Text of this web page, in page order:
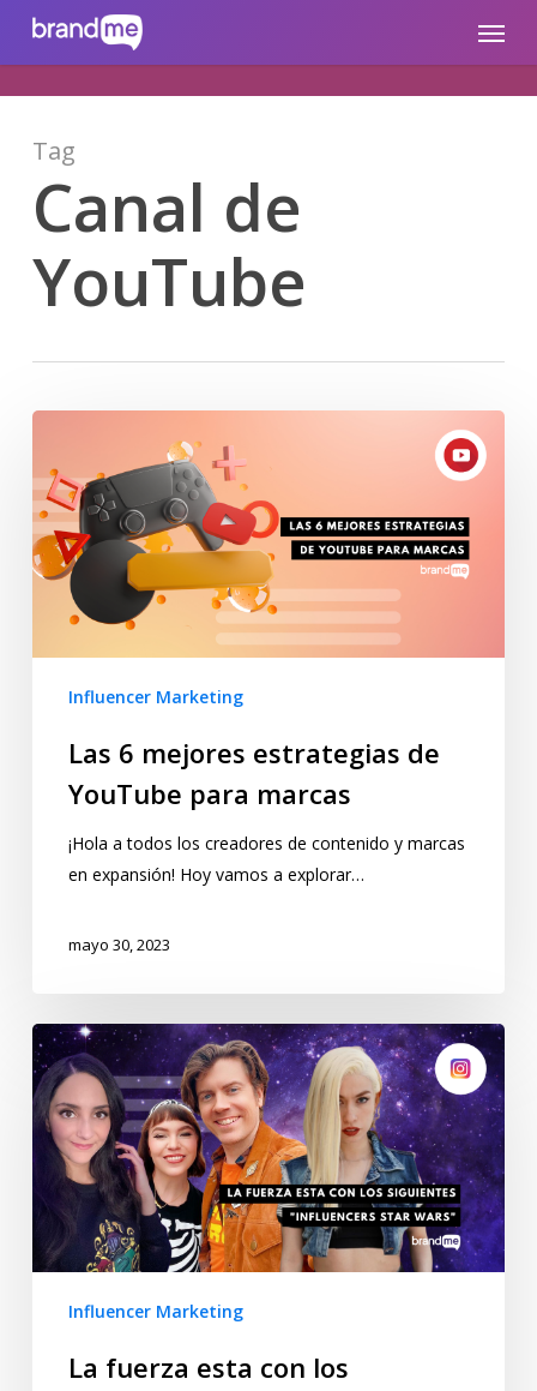
brandme.la Menu
Tag
Canal de
YouTube
Influencer Marketing
Las 6 mejores estrategias de
YouTube para marcas
¡Hola a todos los creadores de contenido y marcas
en expansión! Hoy vamos a explorar…
mayo 30, 2023
Influencer Marketing
La fuerza esta con los